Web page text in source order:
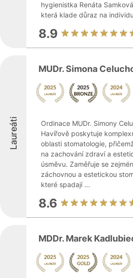
hygienistka Renáta
která klade důraz na
8.9
Laureáti
MUDr. Simona
Ordinace MUDr. Simony
Havířově poskytuje
oblasti stomatologie,
na zachování zdraví a
úsměvu. Zaměřuje se
záchovnou a estetickou
které spadají ...
8.6
MDDr. Marek